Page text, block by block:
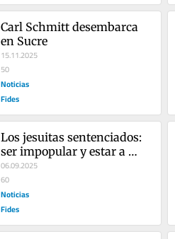
Carl Schmitt desembarca
en Sucre
15.11.2025
50
Noticias
Fides
Los jesuitas sentenciados:
ser impopular y estar a
salvo
06.09.2025
60
Noticias
Fides